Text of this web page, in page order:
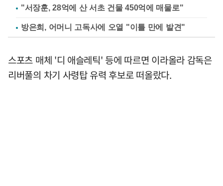
"서장훈, 28억에 산 서초 건물 450억에 매물로"
방은희, 어머니 고독사에 오열 "이틀 만에 발견"
스포츠 매체 '디 애슬레틱' 등에 따르면 이라올라 감독은
리버풀의 차기 사령탑 유력 후보로 떠올랐다.